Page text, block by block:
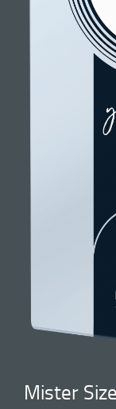
Mister